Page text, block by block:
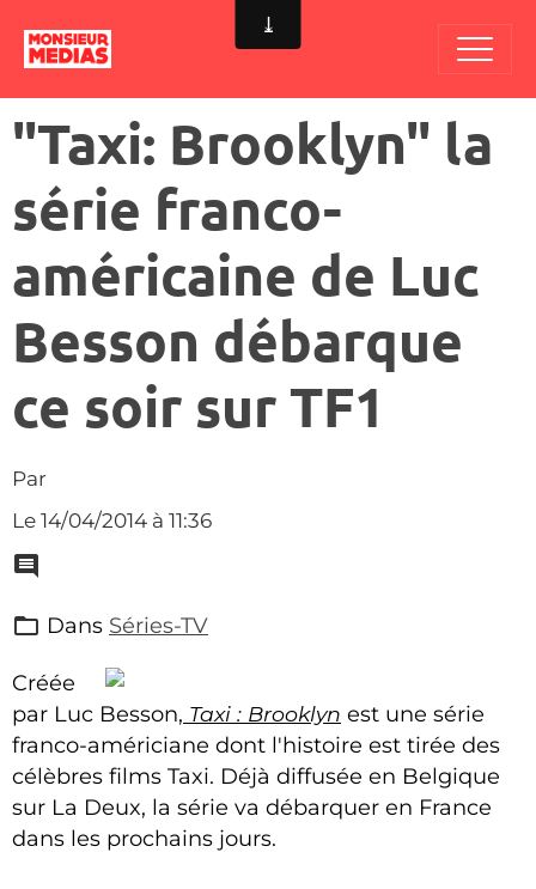
"Taxi: Brooklyn" la
série franco-
américaine de Luc
Besson débarque
ce soir sur TF1
Par
Le 14/04/2014 à 11:36
Dans Séries-TV
Créée
par Luc Besson, Taxi : Brooklyn est une série
franco-américiane dont l'histoire est tirée des
célèbres films Taxi. Déjà diffusée en Belgique
sur La Deux, la série va débarquer en France
dans les prochains jours.